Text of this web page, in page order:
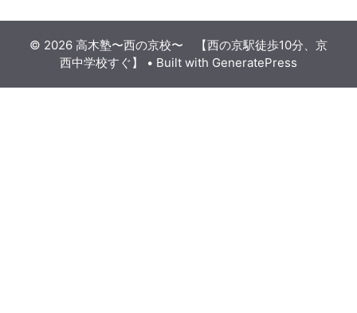
© 2026 高木塾〜西の京校〜 【西の京駅徒歩10分、京
西中学校すぐ】
• Built with GeneratePress